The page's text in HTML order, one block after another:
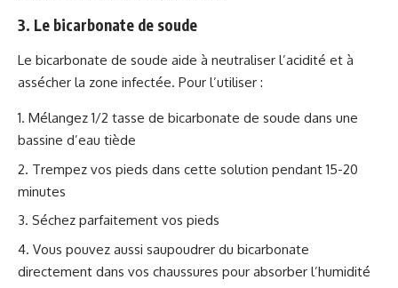
3. Le bicarbonate de soude
Le bicarbonate de soude aide à neutraliser l’acidité et à
assécher la zone infectée. Pour l’utiliser :
Mélangez 1/2 tasse de bicarbonate de soude dans une
bassine d’eau tiède
Trempez vos pieds dans cette solution pendant 15-20
minutes
Séchez parfaitement vos pieds
Vous pouvez aussi saupoudrer du bicarbonate
directement dans vos chaussures pour absorber l’humidité